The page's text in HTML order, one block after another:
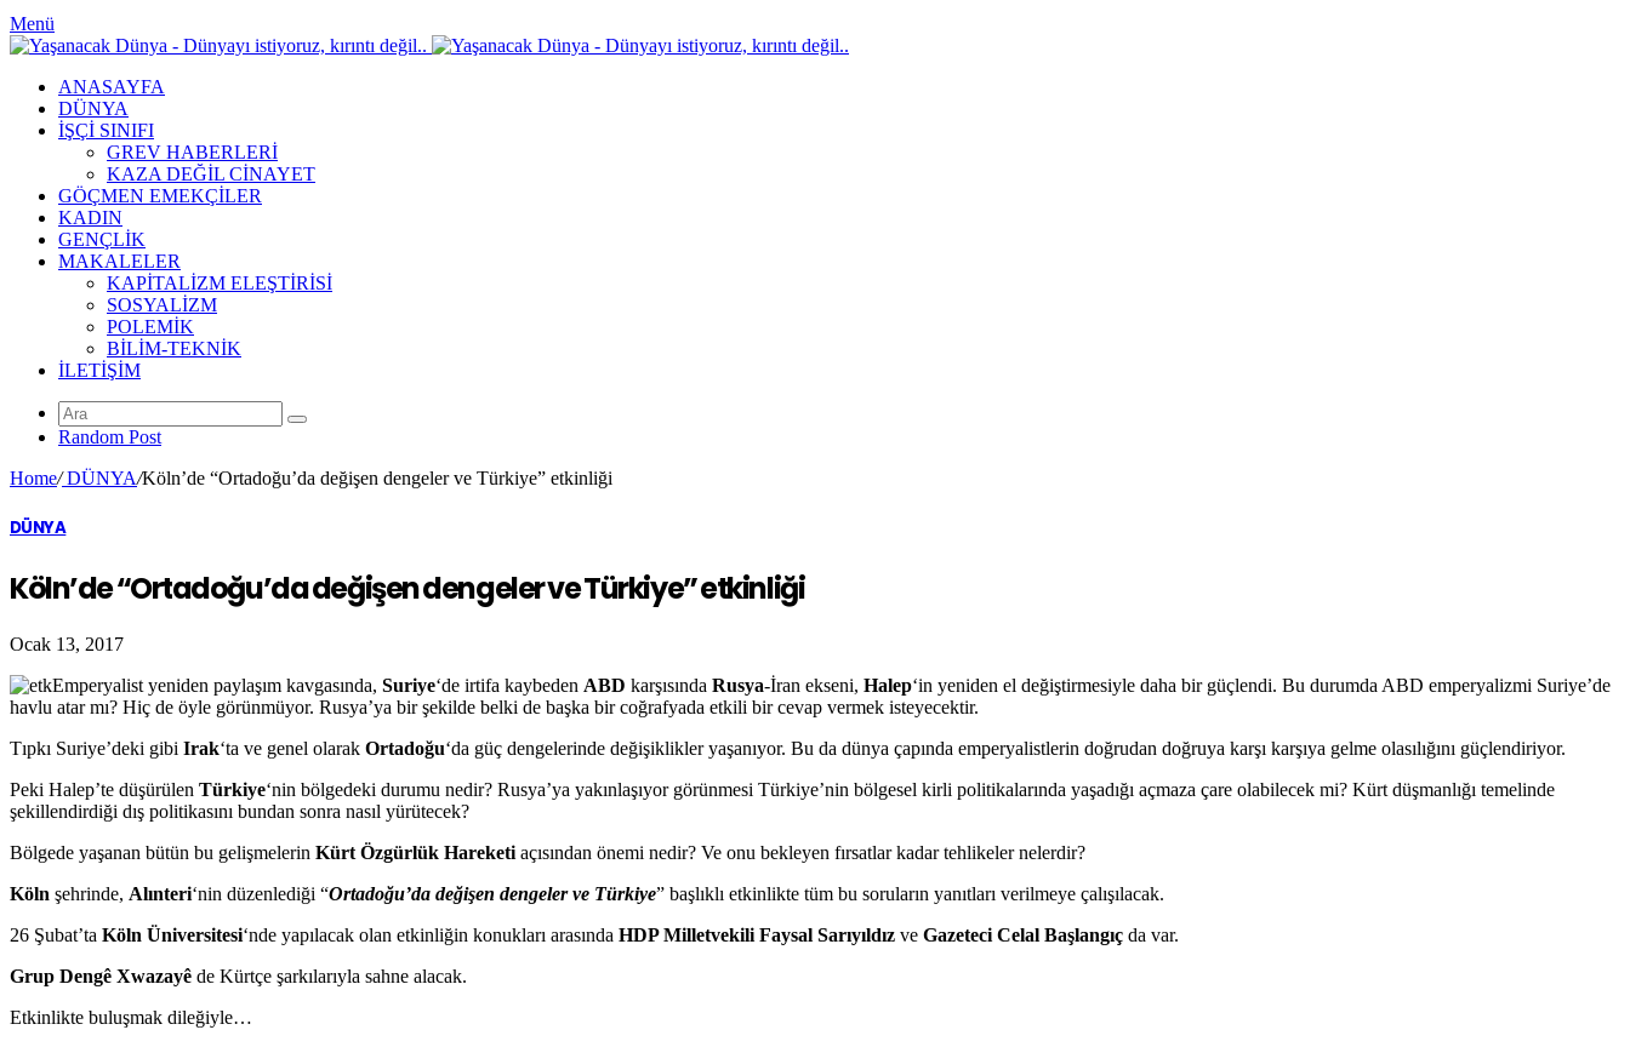
Menü
ANASAYFA
DÜNYA
İŞÇİ SINIFI
GREV HABERLERİ
KAZA DEĞİL CİNAYET
GÖÇMEN EMEKÇİLER
KADIN
GENÇLİK
MAKALELER
KAPİTALİZM ELEŞTİRİSİ
SOSYALİZM
POLEMİK
BİLİM-TEKNİK
ILETIŞIM
Random Post
Home/DÜNYA/Köln’de “Ortadoğu’da değişen dengeler ve Türkiye” etkinliği
DÜNYA
Köln’de “Ortadoğu’da değişen dengeler ve Türkiye” etkinliği
Ocak 13, 2017
Emperyalist yeniden paylaşım kavgasında, Suriye‘de irtifa kaybeden ABD karşısında Rusya-İran ekseni, Halep‘in yeniden el değiştirmesiyle daha bir güçlendi. Bu durumda ABD emperyalizmi Suriye’de
havlu atar mı? Hiç de öyle görünmüyor. Rusya’ya bir şekilde belki de başka bir coğrafyada etkili bir cevap vermek isteyecektir.
Tıpkı Suriye’deki gibi Irak‘ta ve genel olarak Ortadoğu‘da güç dengelerinde değişiklikler yaşanıyor. Bu da dünya çapında emperyalistlerin doğrudan doğruya karşı karşıya gelme olasılığını güçlendiriyor.
Peki Halep’te düşürülen Türkiye‘nin bölgedeki durumu nedir? Rusya’ya yakınlaşıyor görünmesi Türkiye’nin bölgesel kirli politikalarında yaşadığı açmaza çare olabilecek mi? Kürt düşmanlığı temelinde
şekillendirdiği dış politikasını bundan sonra nasıl yürütecek?
Bölgede yaşanan bütün bu gelişmelerin Kürt Özgürlük Hareketi açısından önemi nedir? Ve onu bekleyen fırsatlar kadar tehlikeler nelerdir?
Köln şehrinde, Alınteri‘nin düzenlediği “Ortadoğu’da değişen dengeler ve Türkiye” başlıklı etkinlikte tüm bu soruların yanıtları verilmeye çalışılacak.
26 Şubat’ta Köln Üniversitesi‘nde yapılacak olan etkinliğin konukları arasında HDP Milletvekili Faysal Sarıyıldız ve Gazeteci Celal Başlangıç da var.
Grup Dengê Xwazayê de Kürtçe şarkılarıyla sahne alacak.
Etkinlikte buluşmak dileğiyle…